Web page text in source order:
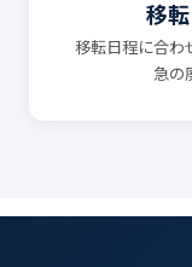
移
移転日程に合わ
急の